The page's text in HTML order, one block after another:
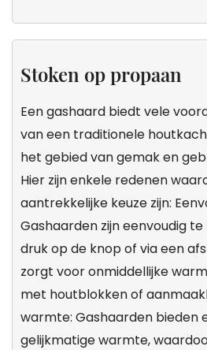
Stoken op propaan
Een gashaard biedt vele
van een traditionele
het gebied van gemak en
Hier zijn enkele redenen
aantrekkelijke keuze zijn:
Gashaarden zijn eenvoudig
druk op de knop of via een
zorgt voor onmiddellijke
met houtblokken of
warmte: Gashaarden bieden
gelijkmatige warmte,